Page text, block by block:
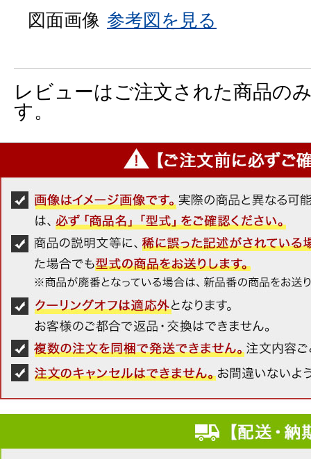
図面画像 参考図を見る
レビューはご注文された商品の
す。